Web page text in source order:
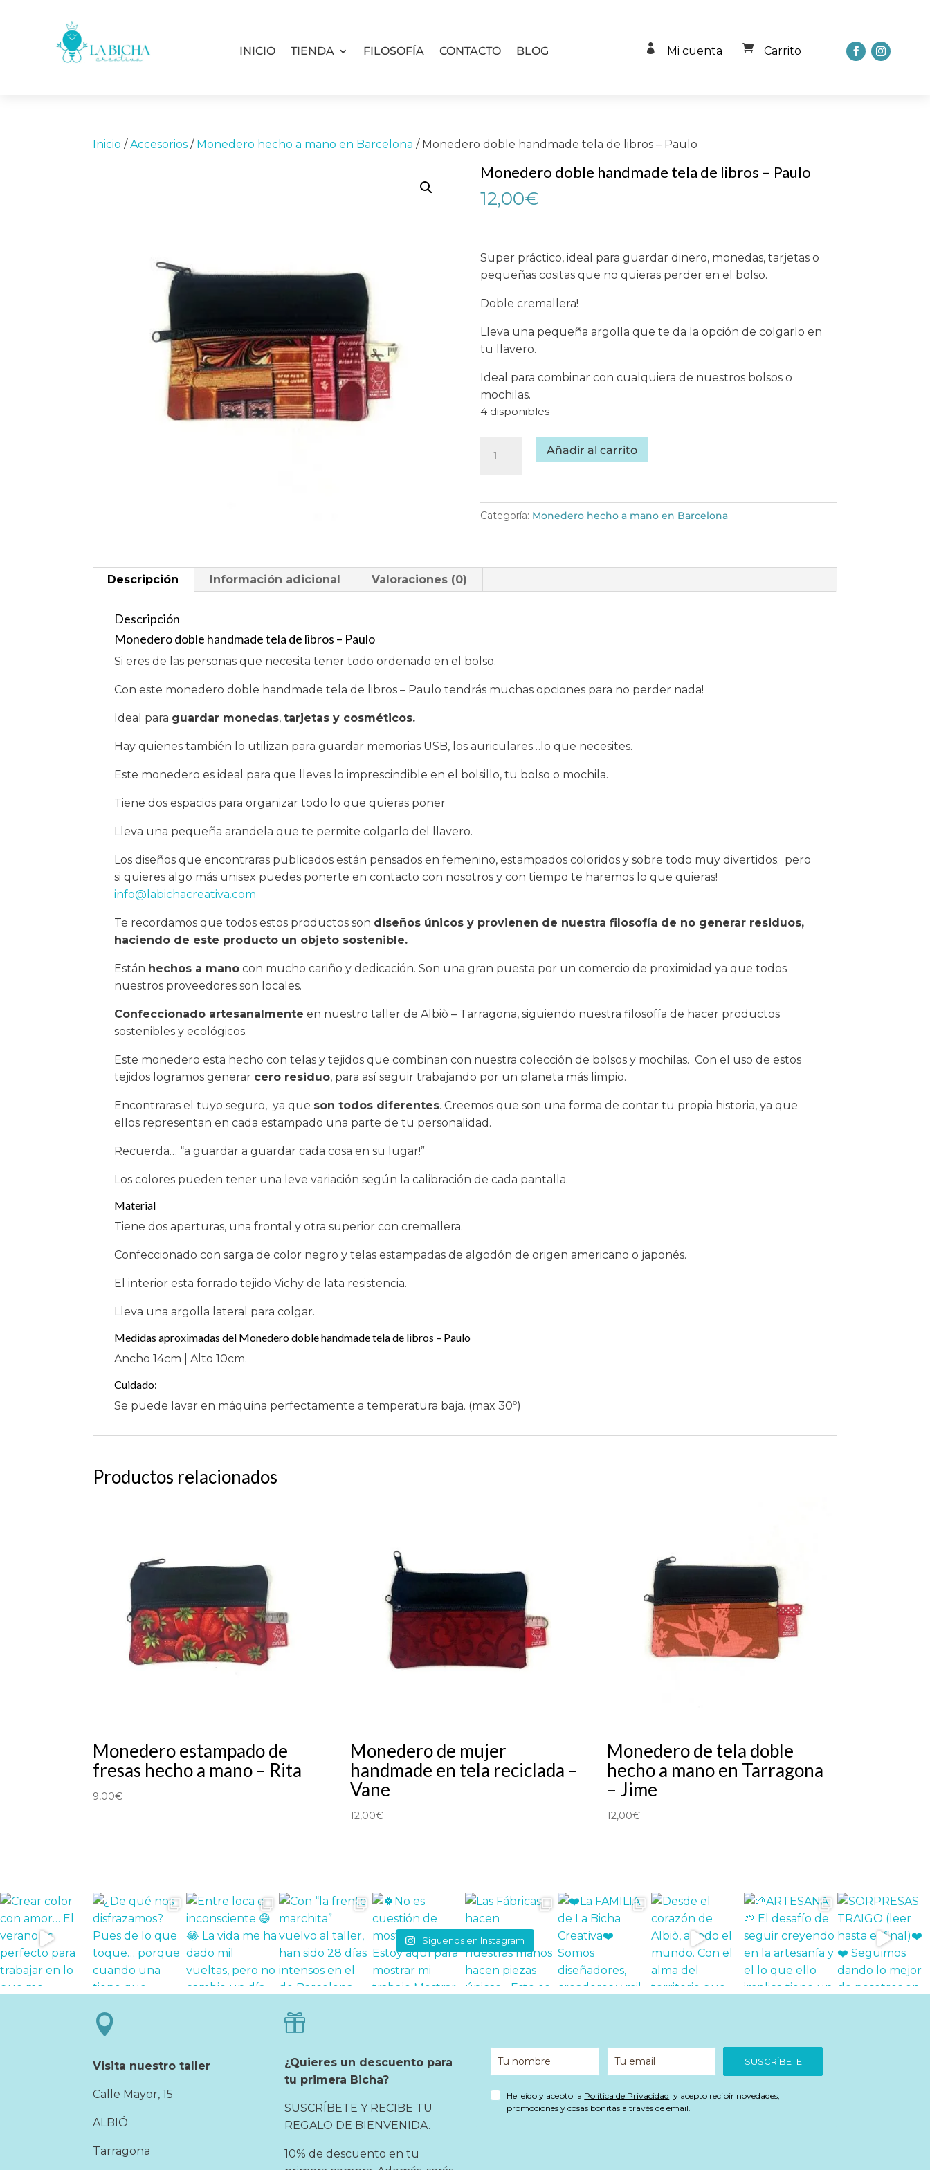
INICIO TIENDA FILOSOFÍA CONTACTO BLOG  Mi cuenta  Carrito
Inicio /Accesorios / Monedero hecho a mano en Barcelona / Monedero doble handmade tela de libros – Paulo
Monedero doble handmade tela de libros – Paulo
12,00€
Super práctico, ideal para guardar dinero, monedas, tarjetas o
pequeñas cositas que no quieras perder en el bolso.
Doble cremallera!
Lleva una pequeña argolla que te da la opción de colgarlo en
tu llavero.
Ideal para combinar con cualquiera de nuestros bolsos o
mochilas.
4 disponibles
doble
de
Paulo
Añadir al carrito
Categoría: Monedero hecho a mano en Barcelona
Descripción Información adicional Valoraciones (0)
Descripción
Monedero doble handmade tela de libros – Paulo
Si eres de las personas que necesita tener todo ordenado en el bolso.
Con este monedero doble handmade tela de libros – Paulo tendrás muchas opciones para no perder nada!
Ideal para guardar monedas,tarjetas y cosméticos.
Hay quienes también lo utilizan para guardar memorias USB, los auriculares…lo que necesites.
Este monedero es ideal para que lleves lo imprescindible en el bolsillo, tu bolso o mochila.
Tiene dos espacios para organizar todo lo que quieras poner
Lleva una pequeña arandela que te permite colgarlo del llavero.
Los diseños que encontraras publicados están pensados en femenino, estampados coloridos y sobre todo muy divertidos; pero
si quieres algo más unisex puedes ponerte en contacto con nosotros y con tiempo te haremos lo que quieras!
info@labichacreativa.com
Te recordamos que todos estos productos son diseños únicos y provienen de nuestra filosofía de no generar residuos,
haciendo de este producto un objeto sostenible.
Están hechos a mano con mucho cariño y dedicación. Son una gran puesta por un comercio de proximidad ya que todos
nuestros proveedores son locales.
Confeccionado artesanalmente en nuestro taller de Albiò – Tarragona, siguiendo nuestra filosofía de hacer productos
sostenibles y ecológicos.
Este monedero esta hecho con telas y tejidos que combinan con nuestra colección de bolsos y mochilas. Con el uso de estos
tejidos logramos generar cero residuo, para así seguir trabajando por un planeta más limpio.
Encontraras el tuyo seguro, ya que son todos diferentes. Creemos que son una forma de contar tu propia historia, ya que
ellos representan en cada estampado una parte de tu personalidad.
Recuerda… “a guardar a guardar cada cosa en su lugar!”
Los colores pueden tener una leve variación según la calibración de cada pantalla.
Material
Tiene dos aperturas, una frontal y otra superior con cremallera.
Confeccionado con sarga de color negro y telas estampadas de algodón de origen americano o japonés.
El interior esta forrado tejido Vichy de lata resistencia.
Lleva una argolla lateral para colgar.
Medidas aproximadas del Monedero doble handmade tela de libros – Paulo
Ancho 14cm | Alto 10cm.
Cuidado:
Se puede lavar en máquina perfectamente a temperatura baja. (max 30º)
Productos relacionados
Monedero estampado de
fresas hecho a mano – Rita
9,00€
Monedero de mujer
handmade en tela reciclada –
Vane
12,00€
Monedero de tela doble
hecho a mano en Tarragona
– Jime
12,00€
Síguenos en Instagram

Visita nuestro taller
Calle Mayor, 15
ALBIÓ
Tarragona

¿Quieres un descuento para
tu primera Bicha?
SUSCRÍBETE Y RECIBE TU
REGALO DE BIENVENIDA.
10% de descuento en tu
SUSCRÍBETE
He leído y acepto la Política de Privacidad y acepto recibir novedades,
promociones y cosas bonitas a través de email.